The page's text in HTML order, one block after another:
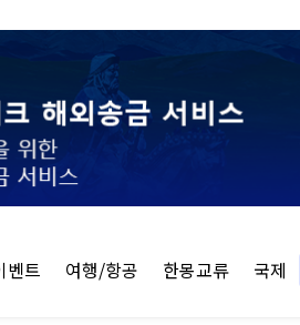
벤트 여행/항공 한몽교류 국제